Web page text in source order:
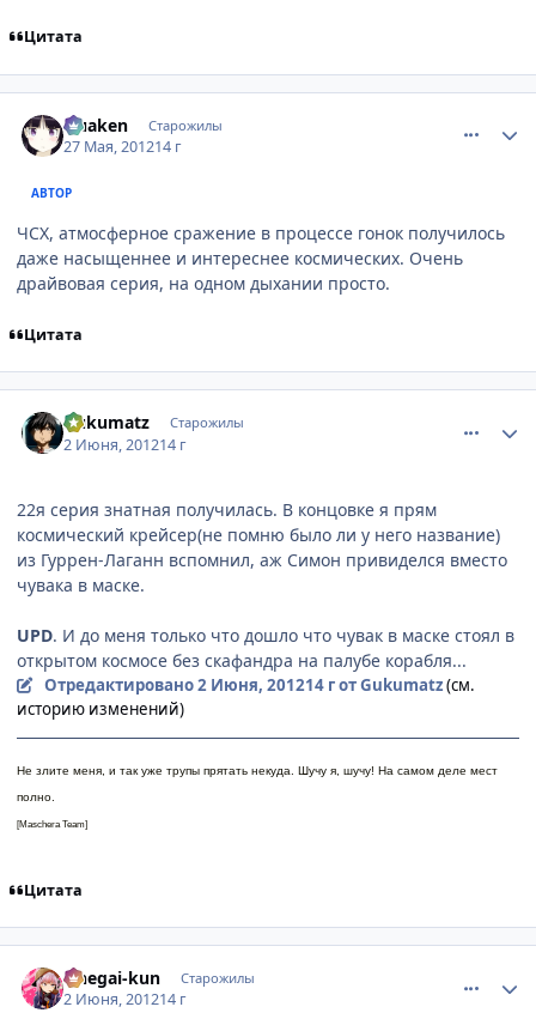
Цитата
Quaken Старожилы
27 Мая, 201214 г
АВТОР
ЧСХ, атмосферное сражение в процессе гонок получилось
даже насыщеннее и интереснее космических. Очень
драйвовая серия, на одном дыхании просто.
Цитата
Gukumatz Старожилы
2 Июня, 201214 г
22я серия знатная получилась. В концовке я прям
космический крейсер(не помню было ли у него название)
из Гуррен-Лаганн вспомнил, аж Симон привиделся вместо
чувака в маске.
UPD. И до меня только что дошло что чувак в маске стоял в
открытом космосе без скафандра на палубе корабля...
Отредактировано2 Июня, 201214 гот Gukumatz(см.
историю изменений)
Не злите меня, и так уже трупы прятать некуда. Шучу я, шучу! На самом деле мест
полно.
[Maschera Team]
Цитата
Onegai-kun Старожилы
2 Июня, 201214 г